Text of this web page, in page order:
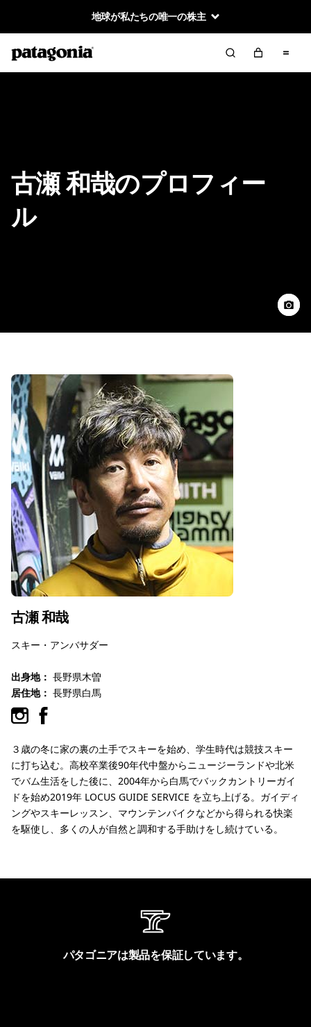
地球が私たちの唯一の株主
古瀬 和哉のプロフィー
ル
古瀬 和哉
スキー・アンバサダー
出身地： 長野県木曽
居住地： 長野県白馬
３歳の冬に家の裏の土手でスキーを始め、学生時代は競技スキー
に打ち込む。高校卒業後90年代中盤からニュージーランドや北米
でバム生活をした後に、2004年から白馬でバックカントリーガイ
ドを始め2019年 LOCUS GUIDE SERVICE を立ち上げる。ガイディ
ングやスキーレッスン、マウンテンバイクなどから得られる快楽
を駆使し、多くの人が自然と調和する手助けをし続けている。
パタゴニアは製品を保証しています。